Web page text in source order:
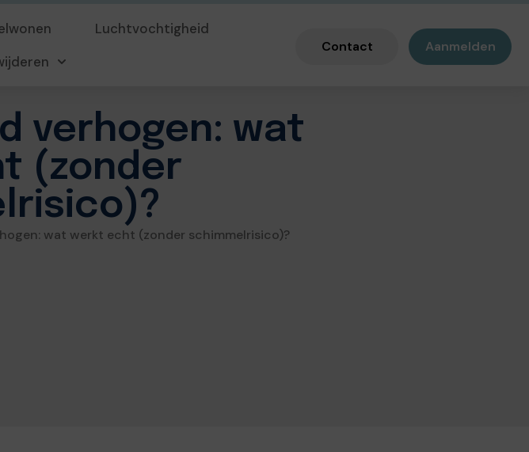
Luchtvochtigheid
Contact Aanmelden
verhogen: wat
(zonder
wat werkt echt (zonder schimmelrisico)?